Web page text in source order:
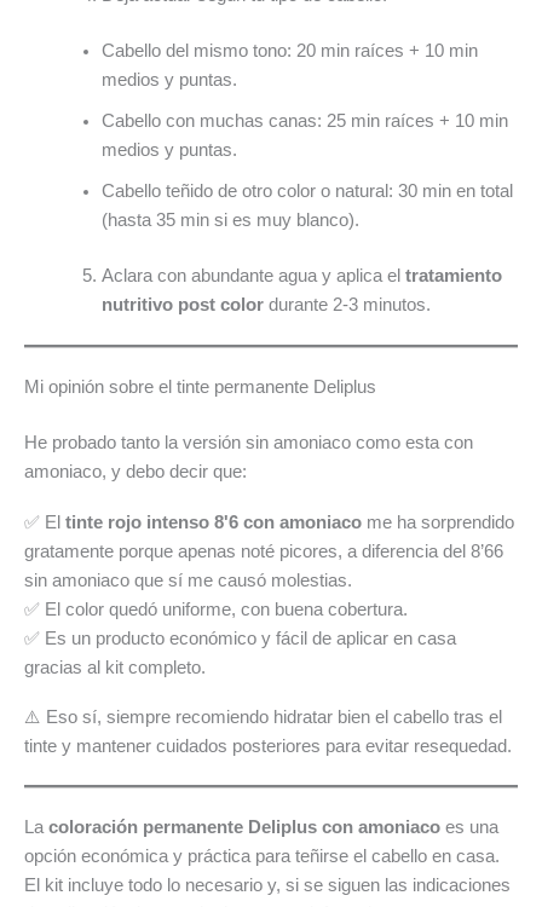
Cabello del mismo tono: 20 min raíces + 10 min
medios y puntas.
Cabello con muchas canas: 25 min raíces + 10 min
medios y puntas.
Cabello teñido de otro color o natural: 30 min en total
(hasta 35 min si es muy blanco).
Aclara con abundante agua y aplica el tratamiento
nutritivo post colordurante 2-3 minutos.
Mi opinión sobre el tinte permanente Deliplus
He probado tanto la versión sin amoniaco como esta con
amoniaco, y debo decir que:
✅ El tinte rojo intenso 8'6 con amoniaco me ha sorprendido
gratamente porque apenas noté picores, a diferencia del 8’66
sin amoniaco que sí me causó molestias.
✅ El color quedó uniforme, con buena cobertura.
✅ Es un producto económico y fácil de aplicar en casa
gracias al kit completo.
⚠️ Eso sí, siempre recomiendo hidratar bien el cabello tras el
tinte y mantener cuidados posteriores para evitar resequedad.
Lacoloración permanente Deliplus con amoniaco es una
opción económica y práctica para teñirse el cabello en casa.
El kit incluye todo lo necesario y, si se siguen las indicaciones